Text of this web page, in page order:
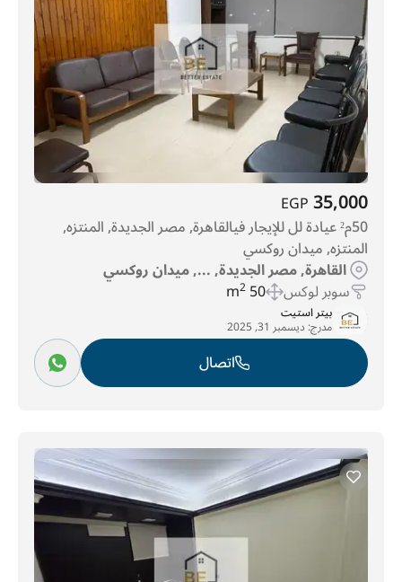
35,000
EGP
50م² عيادة لل للإيجار فيالقاهرة, مصر الجديدة, المنتزه,
المنتزه, ميدان روكسي
القاهرة, مصر الجديدة, ..., ميدان روكسي
سوبر لوكس 50 m
2
بيتر استيت
مدرج: ديسمبر 31, 2025
اتصال